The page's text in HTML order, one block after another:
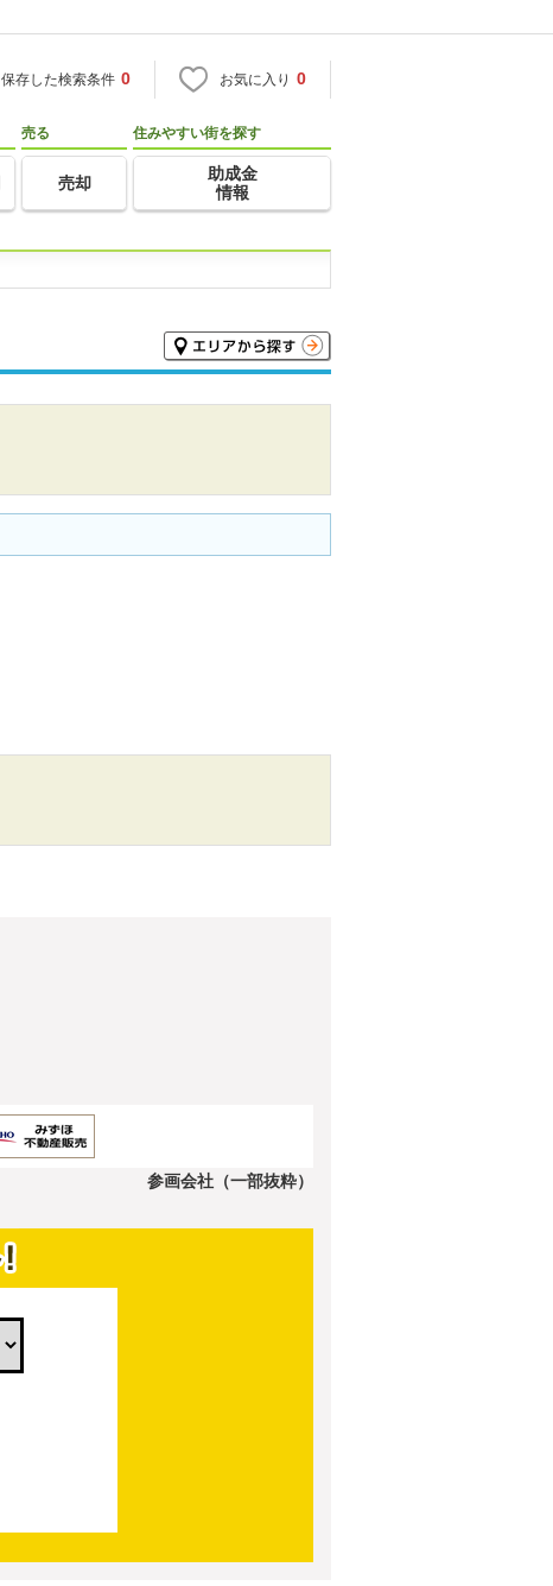
保存した検索条件 0 お気に入り 0
売る
売却
住みやすい街を探す
助成金
情報
参画会社（一部抜粋）